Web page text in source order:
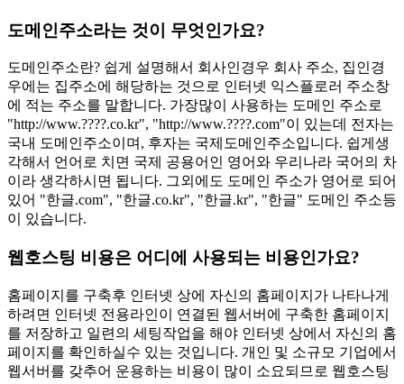
도메인주소라는 것이 무엇인가요?
도메인주소란? 쉽게 설명해서 회사인경우 회사 주소, 집인경
우에는 집주소에 해당하는 것으로 인터넷 익스플로러 주소창
에 적는 주소를 말합니다. 가장많이 사용하는 도메인 주소로
"http://www.????.co.kr", "http://www.????.com"이 있는데 전자는
국내 도메인주소이며, 후자는 국제도메인주소입니다. 쉽게생
각해서 언어로 치면 국제 공용어인 영어와 우리나라 국어의 차
이라 생각하시면 됩니다. 그외에도 도메인 주소가 영어로 되어
있어 "한글.com", "한글.co.kr", "한글.kr", "한글" 도메인 주소등
이 있습니다.
웹호스팅 비용은 어디에 사용되는 비용인가요?
홈페이지를 구축후 인터넷 상에 자신의 홈페이지가 나타나게
하려면 인터넷 전용라인이 연결된 웹서버에 구축한 홈페이지
를 저장하고 일련의 세팅작업을 해야 인터넷 상에서 자신의 홈
페이지를 확인하실수 있는 것입니다. 개인 및 소규모 기업에서
웹서버를 갖추어 운용하는 비용이 많이 소요되므로 웹호스팅